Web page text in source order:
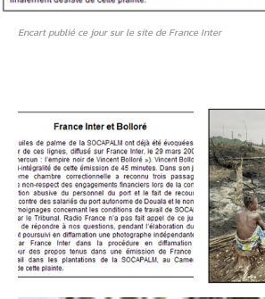
Encart publié ce jour sur le site de France Inter